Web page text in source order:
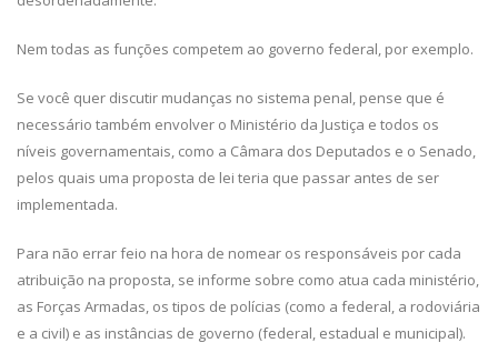
Nem todas as funções competem ao governo federal, por exemplo.
Se você quer discutir mudanças no sistema penal, pense que é
necessário também envolver o Ministério da Justiça e todos os
níveis governamentais, como a Câmara dos Deputados e o Senado,
pelos quais uma proposta de lei teria que passar antes de ser
implementada.
Para não errar feio na hora de nomear os responsáveis por cada
atribuição na proposta, se informe sobre como atua cada ministério,
as Forças Armadas, os tipos de polícias (como a federal, a rodoviária
e a civil) e as instâncias de governo (federal, estadual e municipal).